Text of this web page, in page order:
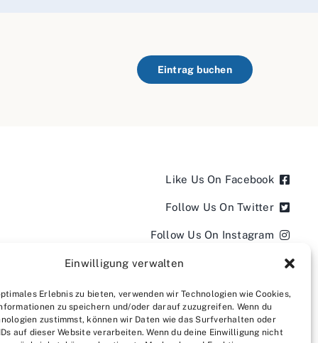
Einwilligung verwalten
Erlebnis zu bieten, verwenden wir Technologien wie Cookies,
zu speichern und/oder darauf zuzugreifen. Wenn du
zustimmst, können wir Daten wie das Surfverhalten oder
auf dieser Website verarbeiten. Wenn du deine Einwilligung nicht
Eintrag buchen
Like Us On Facebook
Follow Us On Twitter
Follow Us On Instagram
Follow Us On LinkedIn
Follow us on YouTube
Follow us on Pinterest